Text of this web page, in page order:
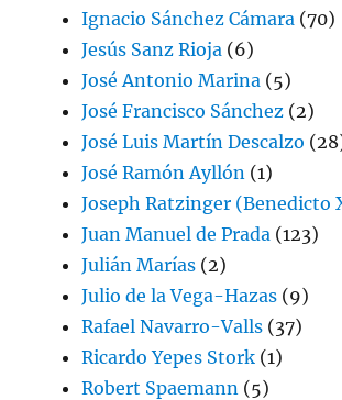
Ignacio Sánchez Cámara (70)
Jesús Sanz Rioja (6)
José Antonio Marina (5)
José Francisco Sánchez (2)
José Luis Martín Descalzo
José Ramón Ayllón (1)
Joseph Ratzinger (Benedicto
Juan Manuel de Prada (123)
Julián Marías (2)
Julio de la Vega-Hazas (9)
Rafael Navarro-Valls (37)
Ricardo Yepes Stork (1)
Robert Spaemann (5)